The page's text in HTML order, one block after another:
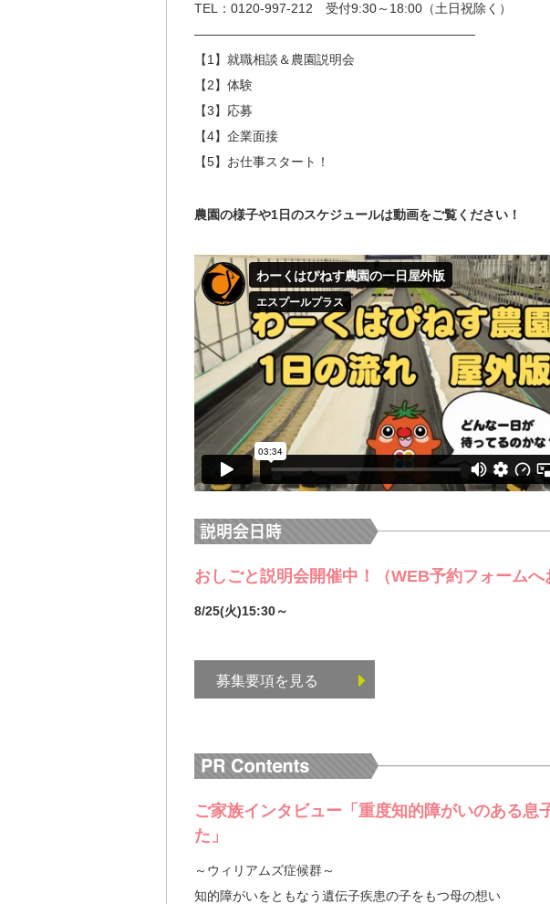
TEL：0120-997-212 受付9:30～18:00（土日祝除く）
——————————————————————
【1】就職相談＆農園説明会
【2】体験
【3】応募
【4】企業面接
【5】お仕事スタート！
農園の様子や1日のスケジュールは動画をご覧ください！
おしごと説明会開催中！（WEB予約フォームへ
8/25(火)15:30～
募集要項を見る
ご家族インタビュー「重度知的障がいのある息
た」
～ウィリアムズ症候群～
知的障がいをともなう遺伝子疾患の子をもつ母の想い